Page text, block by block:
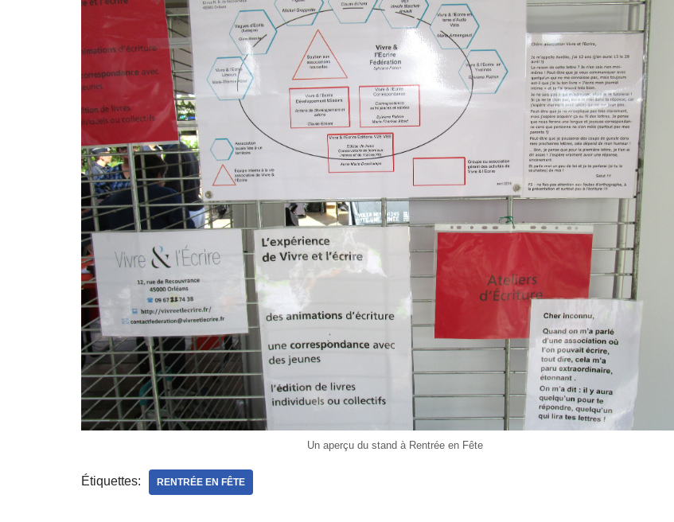
Un aperçu du stand à Rentrée en Fête
Étiquettes: RENTRÉE EN FÊTE